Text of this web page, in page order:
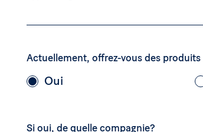
Actuellement, offrez-vous des
Oui
Si oui, de quelle compagnie?